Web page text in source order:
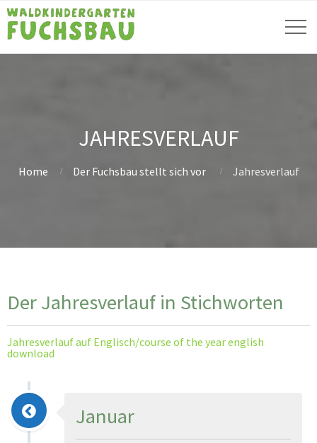
JAHRESVERLAUF
Home Der Fuchsbau stellt sich vor Jahresverlauf
Der Jahresverlauf in Stichworten
Jahresverlauf auf Englisch/course of the year english
download
Januar